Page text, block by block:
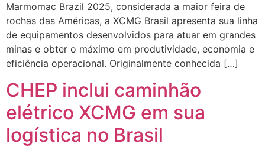
Marmomac Brazil 2025, considerada a maior feira de
rochas das Américas, a XCMG Brasil apresenta sua linha
de equipamentos desenvolvidos para atuar em grandes
minas e obter o máximo em produtividade, economia e
eficiência operacional. Originalmente conhecida […]
CHEP inclui caminhão
elétrico XCMG em sua
logística no Brasil